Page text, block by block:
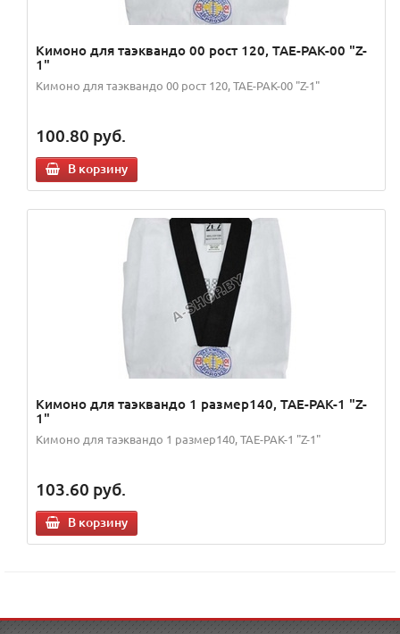
Кимоно для таэквандо 00 рост 120, TAE-PAK-00 "Z-
1"
Кимоно для таэквандо 00 рост 120, TAE-PAK-00 "Z-1"
100.80 руб.
В корзину
Кимоно для таэквандо 1 размер140, TAE-PAK-1 "Z-
1"
Кимоно для таэквандо 1 размер140, TAE-PAK-1 "Z-1"
103.60 руб.
В корзину